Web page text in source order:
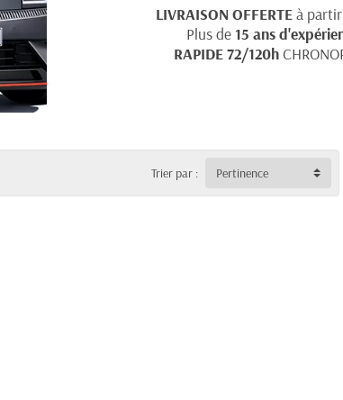
LIVRAISON OFFERTEà
Plus de 15 ans
RAPIDE 72/120h
Trier par : Pertinence